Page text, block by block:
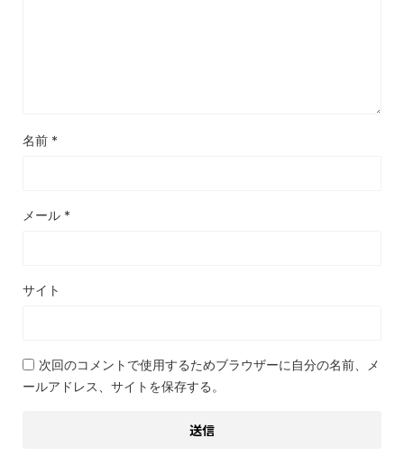
名前 *
メール *
サイト
次回のコメントで使用するためブラウザーに自分の名前、メ
ールアドレス、サイトを保存する。